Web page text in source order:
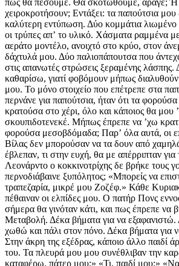
πώς θα πέσουμε. Θα σκοτωθούμε, άραγε; Ή
χειροκροτήσουν; Εντάξει: τα παπούτσια μου
καλύτερη εντύπωση. Δύο κομμάτια λιωμένο
οι τρύπες απʼ το υλικό. Χάσματα ραμμένα
αεράτο μοντέλο, ανοιχτό στο κρύο, στον
δάχτυλά μου. Δύο παλιοπάπουτσα που
στις απανωτές στρώσεις ξεραμένης λάσπης.
καθαρίσω, γιατί φοβόμουν μήπως
μου. Το μόνο στοιχείο που επέτρεπε στα
περνάνε για παπούτσια, ήταν ότι τα
κρατούσα στο χέρι, όλο και κάποιος θα μου
σκουπιδοτενεκέ. Μήπως έπρεπε να ʼχω
φορούσα μεσοβδόμαδα; Παρʼ όλα αυτά, οι
Βίλας δεν μπορούσαν να τα δουν από
έβλεπαν, τι στην ευχή, θα με απέρριπταν
Λεονάρντο ο κοκκινοτρίχης δε βρήκε τους
περνοδιάβαινε ξυπόλητος; «Μπορείς να
τραπεζαρία, μικρέ μου Ζοζέφ.» Κάθε
πέθαιναν οι ελπίδες μου. Ο πατήρ Πονς
σήμερα θα γινόταν κάτι, και πως έπρεπε να
Μεταβολή. Δέκα βήματα για να εξαφανιστώ.
χωθώ και πάλι στον πόνο. Δέκα βήματα για
Στην άκρη της εξέδρας, κάποιο άλλο παιδί
του. Τα πλευρά μου μου συνέθλιβαν την
καταφέρω, πάτερ μου;» «Τι, παιδί μου;»